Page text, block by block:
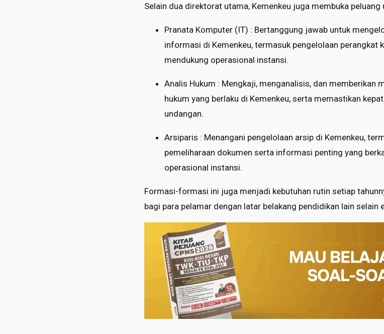
Selain dua direktorat utama, Kemenkeu juga membuka
Pranata Komputer (IT) : Bertanggung jawab untuk
informasi di Kemenkeu, termasuk pengelolaan perangkat
mendukung operasional instansi.
Analis Hukum : Mengkaji, menganalisis, dan memberikan
hukum yang berlaku di Kemenkeu, serta memastikan
undangan.
Arsiparis : Menangani pengelolaan arsip di Kemenkeu,
pemeliharaan dokumen serta informasi penting yang
operasional instansi.
Formasi-formasi ini juga menjadi kebutuhan rutin setiap
bagi para pelamar dengan latar belakang pendidikan lain selain